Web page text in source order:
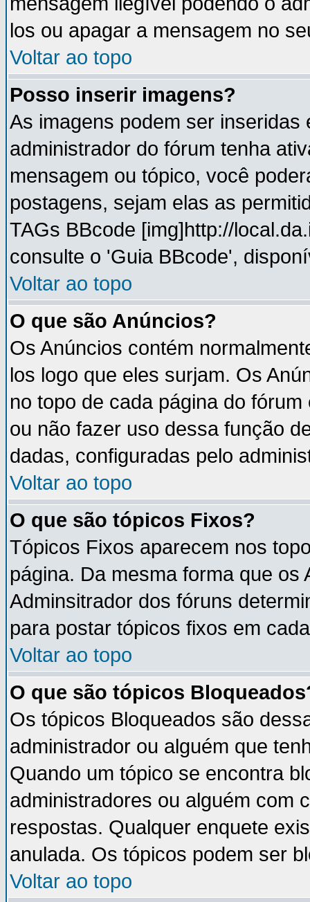
los ou apagar a mensagem no
Voltar ao topo
Posso inserir imagens?
As imagens podem ser
administrador do fórum tenha
mensagem ou tópico, você
postagens, sejam elas as
TAGs BBcode [img]http://
consulte o 'Guia BBcode',
Voltar ao topo
O que são Anúncios?
Os Anúncios contém
los logo que eles surjam. Os
no topo de cada página do
ou não fazer uso dessa função
dadas, configuradas pelo
Voltar ao topo
O que são tópicos Fixos?
Tópicos Fixos aparecem nos
página. Da mesma forma que os
Adminsitrador dos fóruns
para postar tópicos fixos em
Voltar ao topo
O que são tópicos
Os tópicos Bloqueados são
administrador ou alguém que
Quando um tópico se encontra
administradores ou alguém com
respostas. Qualquer enquete
anulada. Os tópicos podem ser
Voltar ao topo